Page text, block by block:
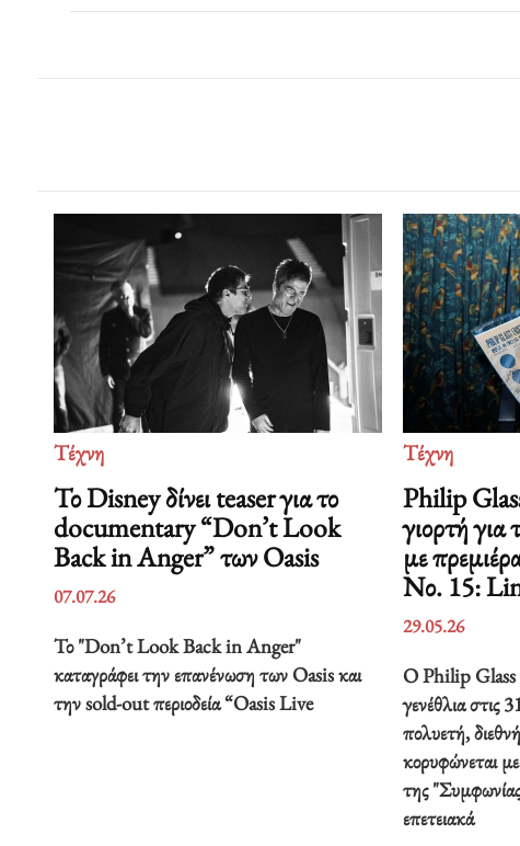
Τέχνη
Το Disney δίνει teaser για το
documentary “Don’t Look
Back in Anger” των Oasis
07.07.26
Το "Don’t Look Back in Anger"
καταγράφει την επανένωση των Oasis και
την sold-out περιοδεία “Oasis Live
Τέχνη
Philip
γιορτή για
με
Νο. 15:
29.05.26
Ο Philip Glass
γενέθλια στις
πολυετή,
κορυφώνεται
της
επετειακά